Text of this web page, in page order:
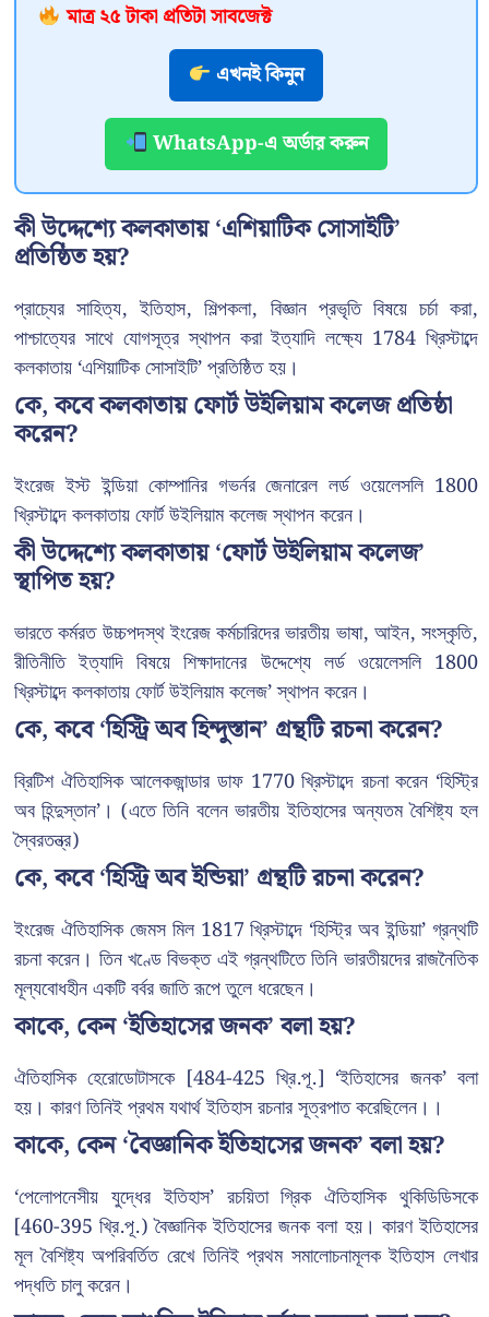
মাত্র ২৫ টাকা প্রতিটা সাবজেক্ট
এখনই কিনুন
WhatsApp-এ অর্ডার করুন
কী উদ্দেশ্যে কলকাতায় ‘এশিয়াটিক সোসাইটি’
প্রতিষ্ঠিত হয়?
প্রাচ্যের সাহিত্য, ইতিহাস, শিল্পকলা, বিজ্ঞান প্রভৃতি বিষয়ে চর্চা করা,
পাশ্চাত্যের সাথে যোগসূত্র স্থাপন করা ইত্যাদি লক্ষ্যে 1784 খ্রিস্টাব্দে
কলকাতায় ‘এশিয়াটিক সোসাইটি’ প্রতিষ্ঠিত হয়।
কে, কবে কলকাতায় ফোর্ট উইলিয়াম কলেজ প্রতিষ্ঠা
করেন?
ইংরেজ ইস্ট ইন্ডিয়া কোম্পানির গভর্নর জেনারেল লর্ড ওয়েলেসলি 1800
খ্রিস্টাব্দে কলকাতায় ফোর্ট উইলিয়াম কলেজ স্থাপন করেন।
কী উদ্দেশ্যে কলকাতায় ‘ফোর্ট উইলিয়াম কলেজ’
স্থাপিত হয়?
ভারতে কর্মরত উচ্চপদস্থ ইংরেজ কর্মচারিদের ভারতীয় ভাষা, আইন, সংস্কৃতি,
রীতিনীতি ইত্যাদি বিষয়ে শিক্ষাদানের উদ্দেশ্যে লর্ড ওয়েলেসলি 1800
খ্রিস্টাব্দে কলকাতায় ফোর্ট উইলিয়াম কলেজ’ স্থাপন করেন।
কে, কবে ‘হিস্ট্রি অব হিন্দুস্তান’ গ্রন্থটি রচনা করেন?
ব্রিটিশ ঐতিহাসিক আলেকজান্ডার ডাফ 1770 খ্রিস্টাব্দে রচনা করেন ‘হিস্ট্রি
অব হিন্দুস্তান’। (এতে তিনি বলেন ভারতীয় ইতিহাসের অন্যতম বৈশিষ্ট্য হল
স্বৈরতন্ত্র)
কে, কবে ‘হিস্ট্রি অব ইন্ডিয়া’ গ্রন্থটি রচনা করেন?
ইংরেজ ঐতিহাসিক জেমস মিল 1817 খ্রিস্টাব্দে ‘হিস্ট্রি অব ইন্ডিয়া’ গ্রন্থটি
রচনা করেন। তিন খণ্ডে বিভক্ত এই গ্রন্থটিতে তিনি ভারতীয়দের রাজনৈতিক
মূল্যবোধহীন একটি বর্বর জাতি রূপে তুলে ধরেছেন।
কাকে, কেন ‘ইতিহাসের জনক’ বলা হয়?
ঐতিহাসিক হেরোডোটাসকে [484-425 খ্রি.পূ.] ‘ইতিহাসের জনক’ বলা
হয়। কারণ তিনিই প্রথম যথার্থ ইতিহাস রচনার সূত্রপাত করেছিলেন।।
কাকে, কেন ‘বৈজ্ঞানিক ইতিহাসের জনক’ বলা হয়?
‘পেলোপনেসীয় যুদ্ধের ইতিহাস’ রচয়িতা গ্রিক ঐতিহাসিক থুকিডিডিসকে
[460-395 খ্রি.পূ.) বৈজ্ঞানিক ইতিহাসের জনক বলা হয়। কারণ ইতিহাসের
মূল বৈশিষ্ট্য অপরিবর্তিত রেখে তিনিই প্রথম সমালোচনামূলক ইতিহাস লেখার
পদ্ধতি চালু করেন।